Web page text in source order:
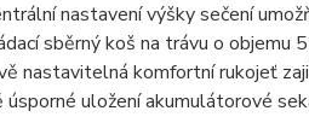
nastavení výšky sečení
sběrný koš na trávu o
nastavitelná komfortní rukojeť
uložení akumulátorové